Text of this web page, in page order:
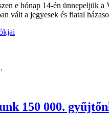
e hónap 14-én ünnepeljük
vált a jegyesek és fiatal
150 000.